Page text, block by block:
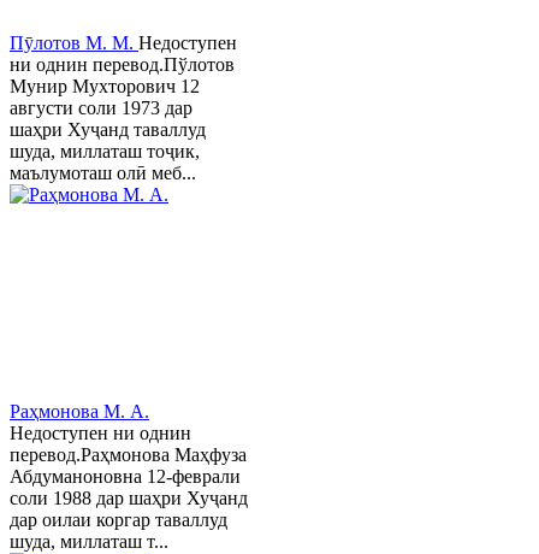
Пӯлотов М. М. Недоступен
ни однин перевод.Пўлотов
Мунир Мухторович 12
августи соли 1973 дар
шаҳри Хуҷанд таваллуд
шуда, миллаташ тоҷик,
маълумоташ олӣ меб...
Раҳмонова М. А.
Недоступен ни однин
перевод.Раҳмонова Маҳфуза
Абдуманоновна 12-феврали
соли 1988 дар шаҳри Хуҷанд
дар оилаи коргар таваллуд
шуда, миллаташ т...